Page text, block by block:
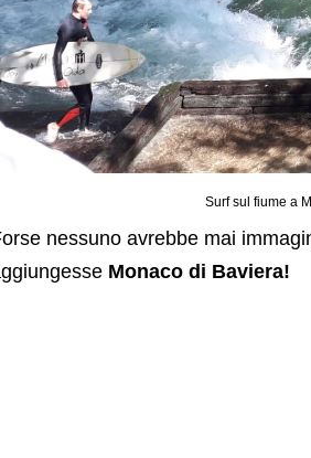
Surf sul fiume a
nessuno avrebbe mai
Monaco di Baviera!